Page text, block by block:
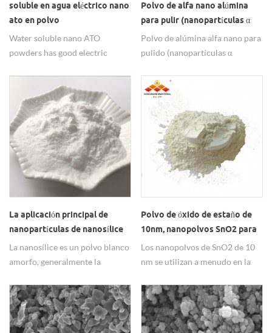
soluble en agua eléctrico nano
ato en polvo
Water soluble nano ATO
powders has good electric
Polvo de alfa nano alúmina
para pulir (nanopartículas α
Al2O3)
Polvo de alúmina alfa nano para
pulido (nanopartículas α
China, calidad buena y estable,
tanto la muestra como el pedido
por lotes pueden garantizar la
calidad y el servicio, cualquier
necesidad es bienvenida a la
consulta.
La aplicación principal de
nanopartículas de nanosílice
SiO2 Dióxido de silicio
La nanosílice es un polvo blanco
amorfo, generalmente la
adsorbida, con tamaño de
partícula pequeño, alta pureza,
baja densidad, área de
Polvo de óxido de estaño de
10nm, nanopolvos SnO2 para
batería, nanopolvo de dióxido
de estaño
Los nanopolvos de SnO2 de 10
nm se utilizan a menudo en la